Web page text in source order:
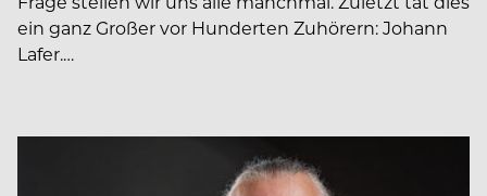
ein ganz Großer vor Hunderten Zuhörern: Johann
Lafer.…